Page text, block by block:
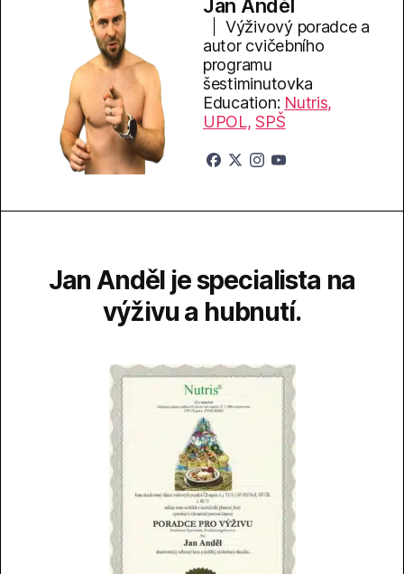
Jan Anděl
Výživový poradce a
autor cvičebního
programu
šestiminutovka
Education: Nutris,
UPOL, SPŠ
Jan Anděl je specialista na
výživu a hubnutí.